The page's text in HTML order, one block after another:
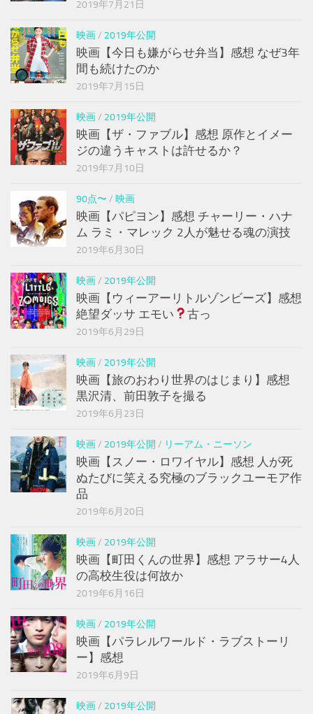
2019年7月21日
映画/ 2019年公開
映画【今日も嫌がらせ弁当】感想 なぜ3年
間も続けたのか
2019年7月15日
映画/ 2019年公開
映画【ザ・ファブル】感想 原作とイメー
ジの違うキャストは許せるか？
2019年7月10日
90点〜 / 映画
映画【パピヨン】感想 チャーリー・ハナ
ム ラミ・マレック 2人が魅せる魂の演技
2019年6月30日
映画/ 2019年公開
映画【ウィーアーリトルゾンビーズ】感想
絶望ダッサ エモい
古っ
2019年6月29日
映画/ 2019年公開
映画【旅のおわり世界のはじまり】感想
黒沢清、前田敦子を撮る
2019年6月23日
映画/ 2019年公開 / リーアム・ニーソン
映画【スノー・ロワイヤル】感想 人が死
ぬたびに笑える究極のブラックユーモア作
品
2019年6月20日
映画/ 2019年公開
映画【町田くんの世界】感想 アラサー4人
の高校生役は何故か
2019年6月16日
映画/ 2019年公開
映画【パラレルワールド・ラブストーリ
ー】感想
2019年6月9日
映画/ 2019年公開